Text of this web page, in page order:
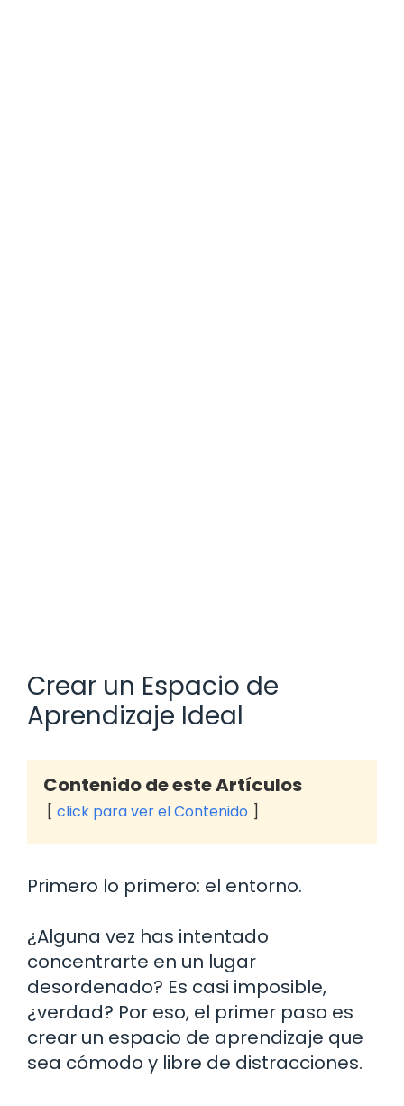
Crear un Espacio de
Aprendizaje Ideal
Contenido de este Artículos
click para ver el Contenido
Primero lo primero: el entorno.
¿Alguna vez has intentado
concentrarte en un lugar
desordenado? Es casi imposible,
¿verdad? Por eso, el primer paso es
crear un espacio de aprendizaje que
sea cómodo y libre de distracciones.